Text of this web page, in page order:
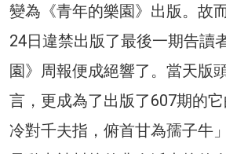
變為《青年的樂園》出版。故
24日違禁出版了最後一期告讀
園》周報便成絕響了。當天版
言，更成為了出版了607期的
冷對千夫指，俯首甘為孺子牛